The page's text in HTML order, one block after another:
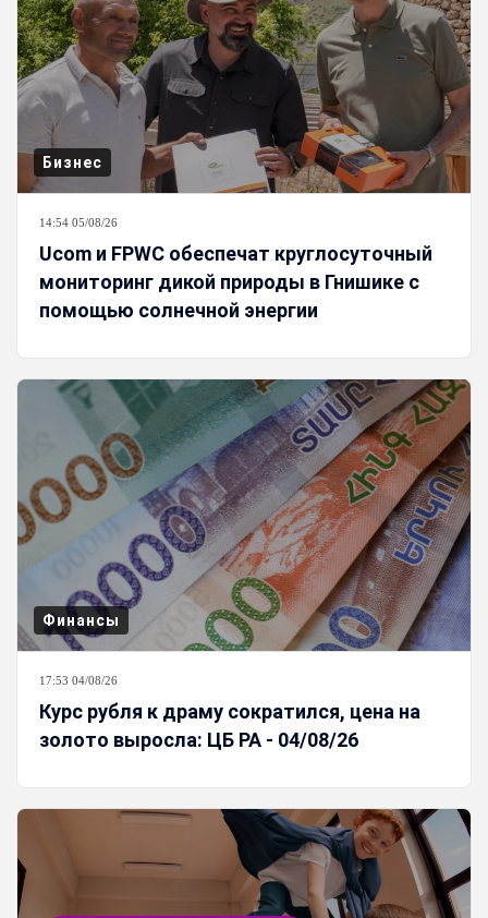
Бизнес
14:54 05/08/26
Ucom и FPWC обеспечат круглосуточный
мониторинг дикой природы в Гнишике с
помощью солнечной энергии
Финансы
17:53 04/08/26
Курс рубля к драму сократился, цена на
золото выросла: ЦБ РА - 04/08/26